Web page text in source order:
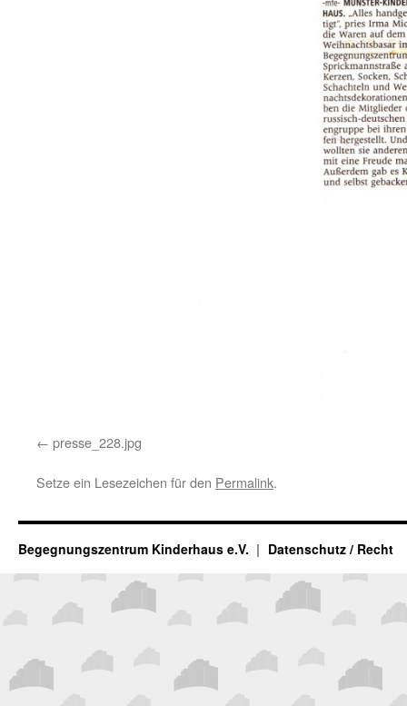
presse_228.jpg
Setze ein Lesezeichen für den Permalink.
Begegnungszentrum Kinderhaus e.V. Datenschutz / Recht